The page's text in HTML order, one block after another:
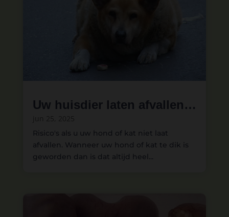
Uw huisdier laten afvallen…
Risico's als u uw hond of kat niet laat
afvallen. Wanneer uw hond of kat te dik is
geworden dan is dat altijd heel...